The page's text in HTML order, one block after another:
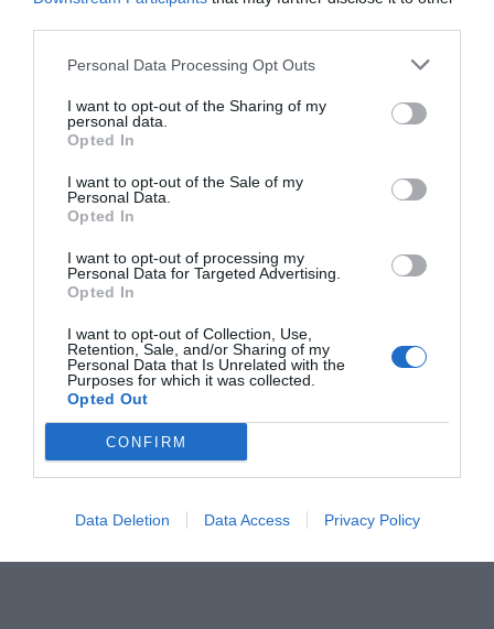
Personal Data Processing Opt Outs
I want to opt-out of the Sharing of my
personal data.
Opted In
I want to opt-out of the Sale of my
Personal Data.
Opted In
I want to opt-out of processing my
Personal Data for Targeted Advertising.
Opted In
I want to opt-out of Collection, Use,
Retention, Sale, and/or Sharing of my
Personal Data that Is Unrelated with the
Purposes for which it was collected.
Opted Out
CONFIRM
Data Deletion Data Access Privacy Policy
La campanya de
Nadal generarà
prop de 54.600
contractes a
7 de cada 10 famílies catalanes
supermercat per Nadal